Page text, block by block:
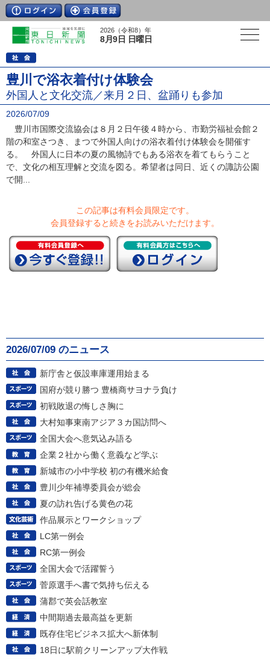
2026（令和8）年
8月9日 日曜日
豊川で浴衣着付け体験会
外国人と文化交流／来月２日、盆踊りも参加
2026/07/09
豊川市国際交流協会は８月２日午後４時から、市勤労福祉会館２
階の和室さつき、まつで外国人向けの浴衣着付け体験会を開催す
る。 外国人に日本の夏の風物詩でもある浴衣を着てもらうこと
で、文化の相互理解と交流を図る。希望者は同日、近くの諏訪公園
で開...
この記事は有料会員限定です。
会員登録すると続きをお読みいただけます。
2026/07/09 のニュース
新庁舎と仮設車庫運用始まる
国府が競り勝つ 豊橋商サヨナラ負け
初戦敗退の悔しさ胸に
大村知事東南アジア３カ国訪問へ
全国大会へ意気込み語る
企業２社から働く意義など学ぶ
新城市の小中学校 初の有機米給食
豊川少年補導委員会が総会
夏の訪れ告げる黄色の花
作品展示とワークショップ
LC第一例会
RC第一例会
全国大会で活躍誓う
菅原選手へ書で気持ち伝える
蒲郡で英会話教室
中間期過去最高益を更新
既存住宅ビジネス拡大へ新体制
18日に駅前クリーンアップ大作戦